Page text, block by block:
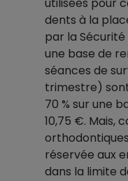
dents à la
par la Sécurité
une base de
séances de
trimestre)
70 % sur une
10,75 €. Mais,
réservée aux
dans la limite